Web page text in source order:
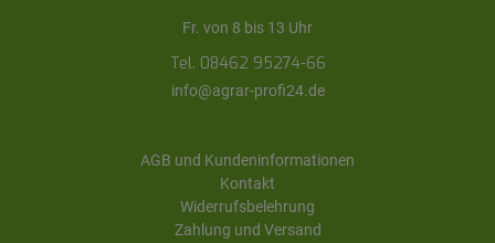
Fr. von 8 bis 13 Uhr
Tel. 08462 95274-66
info@agrar-profi24.de
AGB und Kundeninformationen
Kontakt
Widerrufsbelehrung
Zahlung und Versand